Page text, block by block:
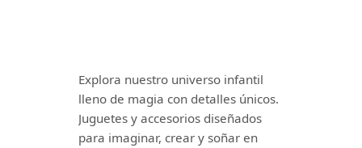
Explora nuestro universo infantil
lleno de magia con detalles únicos.
Juguetes y accesorios diseñados
para imaginar, crear y soñar en